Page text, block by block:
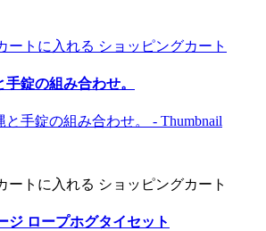
ートに入れる ショッピングカート
手錠の組み合わせ。
ートに入れる ショッピングカート
ジ ロープホグタイセット